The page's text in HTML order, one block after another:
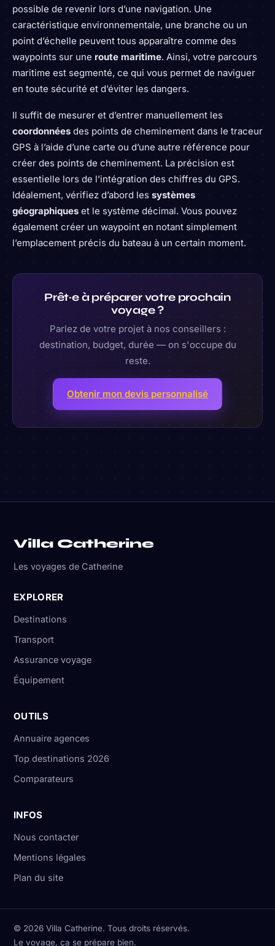
possible de revenir lors d’une navigation. Une
caractéristique environnementale, une branche ou un
point d’échelle peuvent tous apparaître comme des
waypoints sur une route maritime. Ainsi, votre parcours
maritime est segmenté, ce qui vous permet de naviguer
en toute sécurité et d’éviter les dangers.
Il suffit de mesurer et d’entrer manuellement les
coordonnées des points de cheminement dans le traceur
GPS à l’aide d’une carte ou d’une autre référence pour
créer des points de cheminement. La précision est
essentielle lors de l’intégration des chiffres du GPS.
Idéalement, vérifiez d’abord les systèmes
géographiques et le système décimal. Vous pouvez
également créer un waypoint en notant simplement
l’emplacement précis du bateau à un certain moment.
Prêt·e à préparer votre prochain
voyage ?
Parlez de votre projet à nos conseillers :
destination, budget, durée — on s'occupe du
reste.
Obtenir mon devis personnalisé
Villa Catherine
Les voyages de Catherine
EXPLORER
Destinations
Transport
Assurance voyage
Équipement
OUTILS
Annuaire agences
Top destinations 2026
Comparateurs
INFOS
Nous contacter
Mentions légales
Plan du site
© 2026 Villa Catherine. Tous droits réservés.
Le voyage, ça se prépare bien.